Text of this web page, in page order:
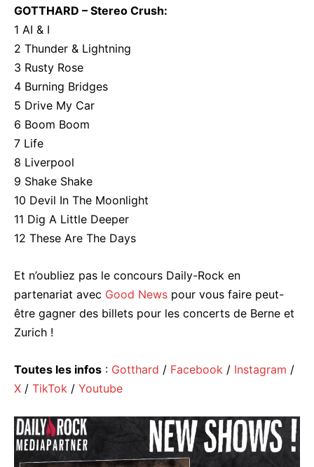
GOTTHARD – Stereo Crush:
1 AI & I
2 Thunder & Lightning
3 Rusty Rose
4 Burning Bridges
5 Drive My Car
6 Boom Boom
7 Life
8 Liverpool
9 Shake Shake
10 Devil In The Moonlight
11 Dig A Little Deeper
12 These Are The Days
Et n’oubliez pas le concours Daily-Rock en
partenariat avec Good News pour vous faire peut-
être gagner des billets pour les concerts de Berne et
Zurich !
Toutes les infos : Gotthard / Facebook / Instagram /
X / TikTok / Youtube